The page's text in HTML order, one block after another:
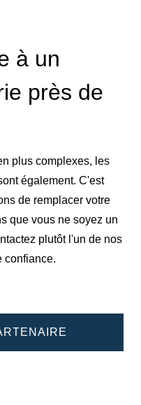
à un
près de
plus complexes, les
également. C'est
de remplacer votre
que vous ne soyez un
plutôt l'un de nos
confiance.